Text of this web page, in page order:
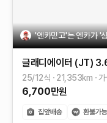
'엔카믿고'는 엔카가 '
글래디에이터 (JT)
25/12식 21,353km
6,700만원